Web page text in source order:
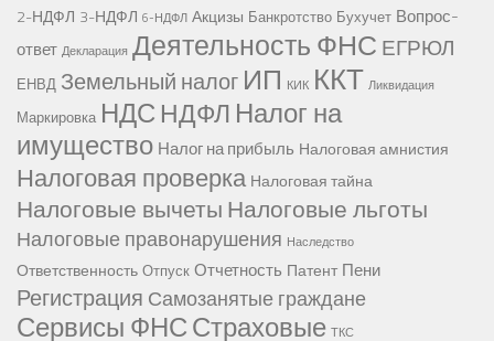
2-НДФЛ 3-НДФЛ 6-НДФЛ Акцизы Банкротство Бухучет Вопрос-
ответ Декларация Деятельность ФНС ЕГРЮЛ
ЕНВД Земельный налог ИП КИК ККТ Ликвидация
Маркировка НДС НДФЛ Налог на
имущество Налог на прибыль Налоговая амнистия
Налоговая проверка Налоговая тайна
Налоговые вычетыНалоговые льготы
Налоговые правонарушения Наследство
Ответственность Отпуск Отчетность Патент Пени
Регистрация Самозанятые граждане
Сервисы ФНССтраховые ТКС